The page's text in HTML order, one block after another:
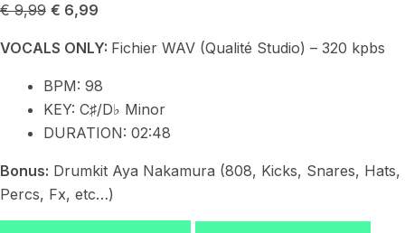
€9,99 € 6,99
VOCALS ONLY: Fichier WAV (Qualité Studio) – 320 kpbs
BPM: 98
KEY: C♯/D♭ Minor
DURATION: 02:48
Bonus: Drumkit Aya Nakamura (808, Kicks, Snares, Hats,
Percs, Fx, etc…)